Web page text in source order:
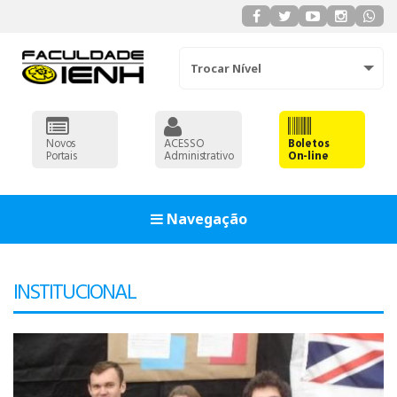
Trocar Nível
Novos
Portais
ACESSO
Administrativo
Boletos
On-line
Navegação
ADMINISTRAÇÃO
INSTITUCIONAL
90
93